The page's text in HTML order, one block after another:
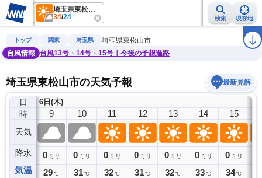
埼玉県東松山市
34/24 検索 現在地
雨雲レーダー 台風情報 地震情報 ラ
トップ 関東 埼玉県
埼玉県東松山市
台風情報
台風13号・14号・15号｜今後の予想進路
埼玉県東松山市の天気予報 最新見解
日
時
天気
降水
気温
6日(木)
8
0ミリ
28℃
9
0 ミリ
29℃
10
0 ミリ
31℃
11
0 ミリ
32℃
12
0 ミリ
31℃
13
0 ミリ
32℃
14
0 ミリ
33℃
15
0 ミリ
34℃